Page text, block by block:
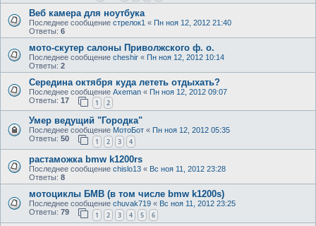
Веб камера для ноутбука
Последнее сообщение стрелок1 « Пн ноя 12, 2012 21:40
Ответы: 6
мото-скутер салоны Приволжского ф. о.
Последнее сообщение cheshir « Пн ноя 12, 2012 10:14
Ответы: 2
Середина октября куда лететь отдыхать?
Последнее сообщение Axeman « Пн ноя 12, 2012 09:07
Ответы: 17 1 2
Умер ведущий "Городка"
Последнее сообщение МотоБот « Пн ноя 12, 2012 05:35
Ответы: 50 1 2 3 4
растаможка bmw k1200rs
Последнее сообщение chislo13 « Вс ноя 11, 2012 23:28
Ответы: 8
мотоциклы БМВ (в том числе bmw k1200s)
Последнее сообщение chuvak719 « Вс ноя 11, 2012 23:25
Ответы: 79 1 2 3 4 5 6